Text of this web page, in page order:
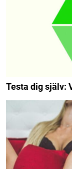
Testa dig själv: